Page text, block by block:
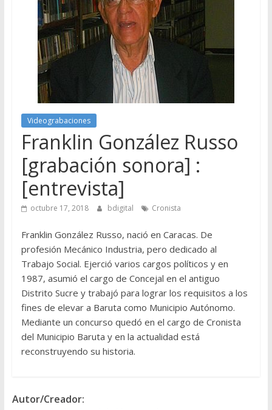
Videograbaciones
Franklin González Russo
[grabación sonora] :
[entrevista]
octubre 17, 2018 bdigital Cronista
Franklin González Russo, nació en Caracas. De
profesión Mecánico Industria, pero dedicado al
Trabajo Social. Ejerció varios cargos políticos y en
1987, asumió el cargo de Concejal en el antiguo
Distrito Sucre y trabajó para lograr los requisitos a los
fines de elevar a Baruta como Municipio Autónomo.
Mediante un concurso quedó en el cargo de Cronista
del Municipio Baruta y en la actualidad está
reconstruyendo su historia.
Autor/Creador: